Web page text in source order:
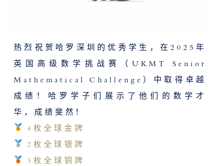
热烈祝贺哈罗深圳的优秀学生，在2025年
英国高级数学挑战赛（UKMT Senior
Mathematical Challenge）中取得卓越
成绩！哈罗学子们展示了他们的数学才
华，成绩斐然！
4枚全球金牌
2枚全球银牌
3枚全球铜牌